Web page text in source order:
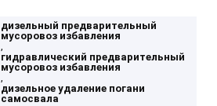
дизельный предварительный
мусоровоз избавления
,
гидравлический предварительный
мусоровоз избавления
,
дизельное удаление погани
самосвала